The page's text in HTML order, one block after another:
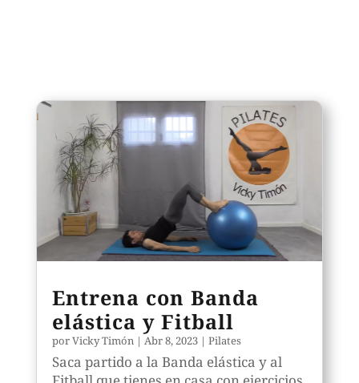
Entrena con Banda
elástica y Fitball
porVicky Timón | Abr 8, 2023| Pilates
Saca partido a la Banda elástica y al